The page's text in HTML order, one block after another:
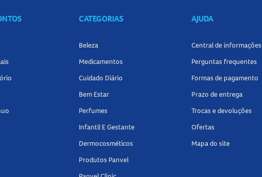
CATEGORIAS
Beleza
Medicamentos
Cuidado Diário
Bem Estar
Perfumes
Infantil E Gestante
Dermocosméticos
Produtos Panvel
AJUDA
Central de informações
Perguntas frequentes
Formas de pagamento
Prazo de entrega
Trocas e devoluções
Ofertas
Mapa do site